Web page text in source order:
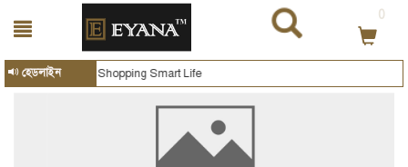
0
হেডলাইনSmart Shopping Smart Life